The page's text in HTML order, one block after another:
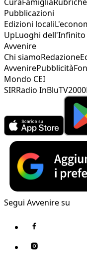
Pubblicazioni
Edizioni locali
UpLuoghi dell'Infinito
Avvenire
Chi siamoRedazione
AvvenirePubblicità
Mondo CEI
SIRRadio InBluTV2000
Segui Avvenire su